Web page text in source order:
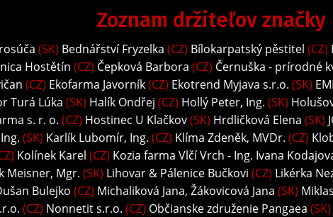
Zoznam držiteľov značky
(SK) Bednářství Fryzelka (CZ) Bílokarpatský pěstitel (CZ)
Hostětín (CZ) Čepková Barbora (CZ) Černuška - prírodné
(CZ) Ekofarma Javorník(CZ) Ekotrend Myjava s.r.o. (SK)
Turá Lúka (SK) Halík Ondřej (CZ) Hollý Peter, Ing. (SK)
s. r. o. (CZ) Hostinec U Klačkov(SK) Hrdličková Elena (SK)
(SK) Karlík Lubomír, Ing. (CZ) Klíma Zdeněk, MVDr. (CZ)
Kolínek Karel (CZ) Kozia farma Vlčí Vrch - Ing. Ivana
Meisner, Mgr. (SK) Lihovar & Pálenice Bučkovi (CZ) Likérka
Bulejko (CZ) Michaliková Jana, Žákovicová Jana (SK)
(CZ) Nonnetit s.r.o. (CZ) Občianske združenie Pangaea (SK)